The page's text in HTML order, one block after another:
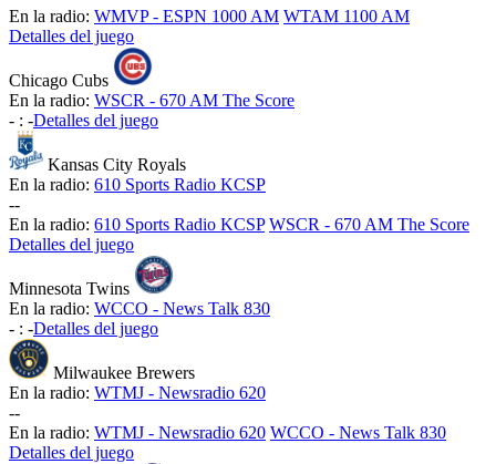
En la radio: WMVP - ESPN 1000 AM WTAM 1100 AM
Detalles del juego
Chicago Cubs
En la radio: WSCR - 670 AM The Score
- : -Detalles del juego
Kansas City Royals
En la radio: 610 Sports Radio KCSP
--
En la radio: 610 Sports Radio KCSP WSCR - 670 AM The Score
Detalles del juego
Minnesota Twins
En la radio: WCCO - News Talk 830
- : -Detalles del juego
Milwaukee Brewers
En la radio: WTMJ - Newsradio 620
--
En la radio: WTMJ - Newsradio 620 WCCO - News Talk 830
Detalles del juego